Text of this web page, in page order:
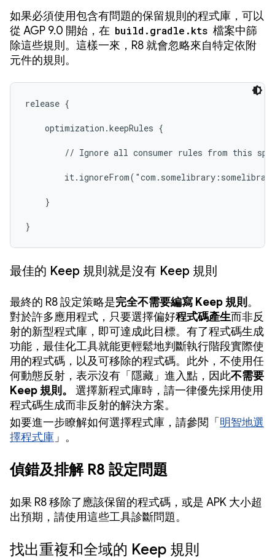
如果必須使用包含有問題的保留規則的程式庫，可以
從 AGP 9.0 開始，在 build.gradle.kts 檔案中篩
除這些規則。這樣一來，R8 就會忽略來自特定依附
元件的規則。
release {
    optimization.keepRules {
// Ignore all consumer rules from this
    }
}
最佳的 Keep 規則就是沒有 Keep 規則
最終的 R8 設定策略是完全不需要編寫 Keep 規則 。
對於許多應用程式，只要選擇偏好程式碼產生而非反
射的新型程式庫，即可達成此目標。有了程式碼生成
功能，最佳化工具就能更輕鬆地判斷執行階段實際使
用的程式碼，以及可移除的程式碼。此外，不使用任
何動態反射，表示沒有「隱藏」進入點，因此不需要
Keep 規則。 選擇新程式庫時，請一律優先採用使用
程式碼生成而非反射的解決方案。
如要進一步瞭解如何選擇程式庫，請參閱「 明智地選
擇程式庫 」。
偵錯及排解 R8 設定問題
如果 R8 移除了應該保留的程式碼，或是 APK 大小超
出預期，請使用這些工具診斷問題。
找出重複和全域的 Keep 規則